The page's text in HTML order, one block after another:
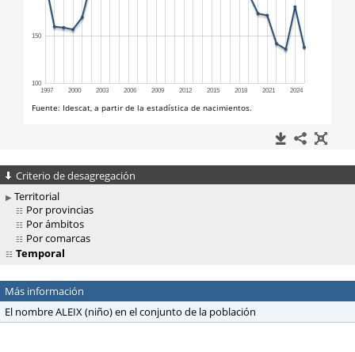
Criterio de desagregación
Territorial
Por provincias
Por ámbitos
Por comarcas
Temporal
Más información
El nombre ALEIX (niño) en el conjunto de la población